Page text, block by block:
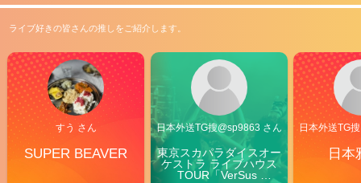
ライブ好きの皆さんの推しをご紹介します。
すう さん
SUPER BEAVER
日本外送TG搜@sp9863 さん
東京スカパラダイスオー
ケストラ ライブハウス
TOUR「VerSus
日本外送TG
日本